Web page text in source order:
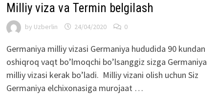
Milliy viza va Termin belgilash
by Uzberlin 24/04/2020 0
Germaniya milliy vizasi Germaniya hududida 90 kundan
oshiqroq vaqt bo’lmoqchi bo’lsanggiz sizga Germaniya
milliy vizasi kerak bo’ladi. Milliy vizani olish uchun Siz
Germaniya elchixonasiga murojaat …